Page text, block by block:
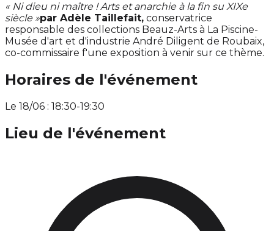
« Ni dieu ni maître ! Arts et anarchie à la fin su XIXe
siècle »par Adèle Taillefait, conservatrice
responsable des collections Beauz-Arts à La Piscine-
Musée d'art et d'industrie André Diligent de Roubaix,
co-commissaire f'une exposition à venir sur ce thème.
Horaires de l'événement
Le 18/06 : 18:30-19:30
Lieu de l'événement